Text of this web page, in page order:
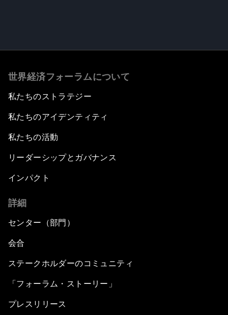
世界経済フォーラムについて
私たちのストラテジー
私たちのアイデンティティ
私たちの活動
リーダーシップとガバナンス
インパクト
詳細
センター（部門）
会合
ステークホルダーのコミュニティ
「フォーラム・ストーリー」
プレスリリース